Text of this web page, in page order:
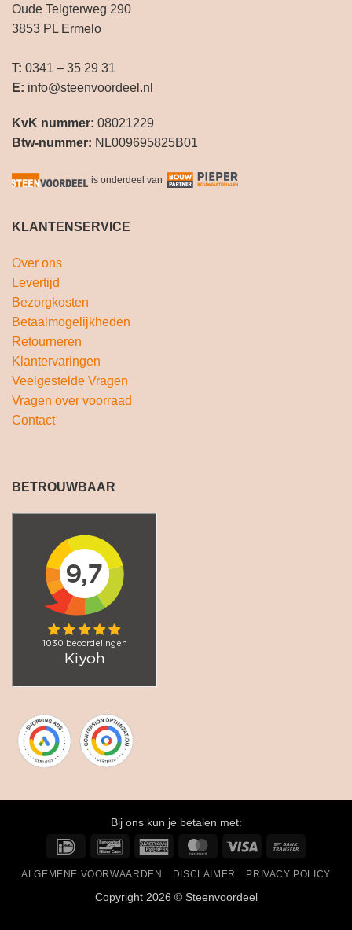
Oude Telgterweg 290
3853 PL Ermelo
T: 0341 – 35 29 31
E: info@steenvoordeel.nl
KvK nummer: 08021229
Btw-nummer: NL009695825B01
is onderdeel van
KLANTENSERVICE
Over ons
Levertijd
Bezorgkosten
Betaalmogelijkheden
Retourneren
Klantervaringen
Veelgestelde Vragen
Vragen over voorraad
Contact
BETROUWBAAR
Bij ons kun je betalen met:
IDeal
BancontactAmerican
MasterCardVisa
ALGEMENE VOORWAARDEN DISCLAIMER PRIVACY POLICY
Copyright 2026 © Steenvoordeel